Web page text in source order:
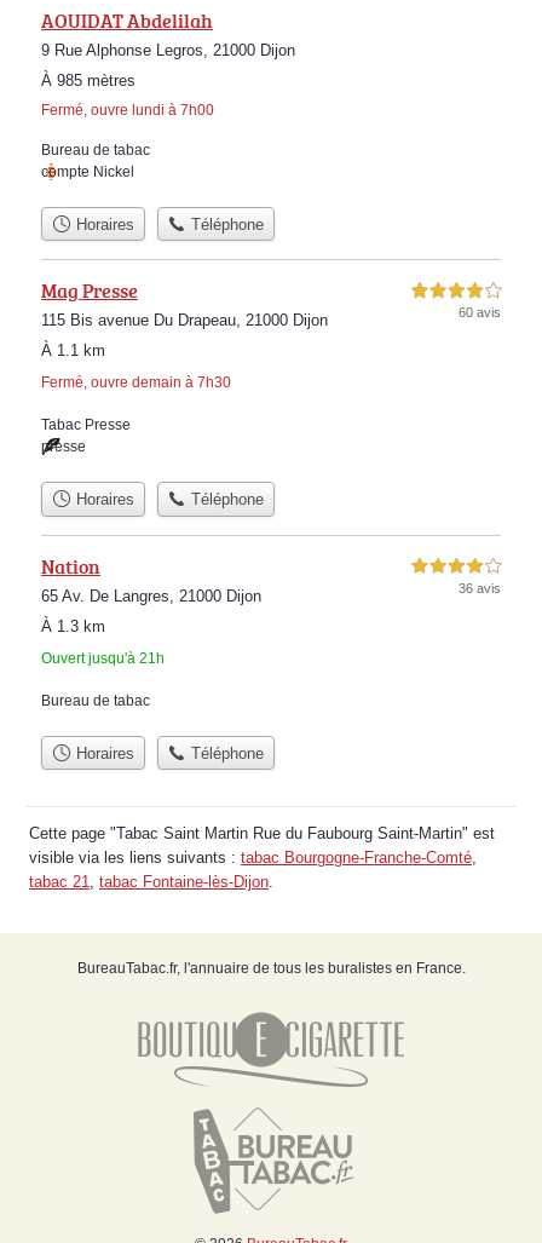
AOUIDAT Abdelilah
9 Rue Alphonse Legros, 21000 Dijon
À 985 mètres
Fermé, ouvre lundi à 7h00
Bureau de tabac
compte Nickel
Horaires Téléphone
Mag Presse
115 Bis avenue Du Drapeau, 21000 Dijon
À 1.1 km
Fermé, ouvre demain à 7h30
4,0 étoiles sur 5
60 avis
Tabac Presse
presse
Horaires Téléphone
Nation
65 Av. De Langres, 21000 Dijon
À 1.3 km
Ouvert jusqu'à 21h
4,0 étoiles sur 5
36 avis
Bureau de tabac
Horaires Téléphone
Cette page "Tabac Saint Martin Rue du Faubourg Saint-Martin" est
visible via les liens suivants : tabac Bourgogne-Franche-Comté
tabac 21
tabac Fontaine-lès-Dijon
BureauTabac.fr, l'annuaire de tous les buralistes en France.